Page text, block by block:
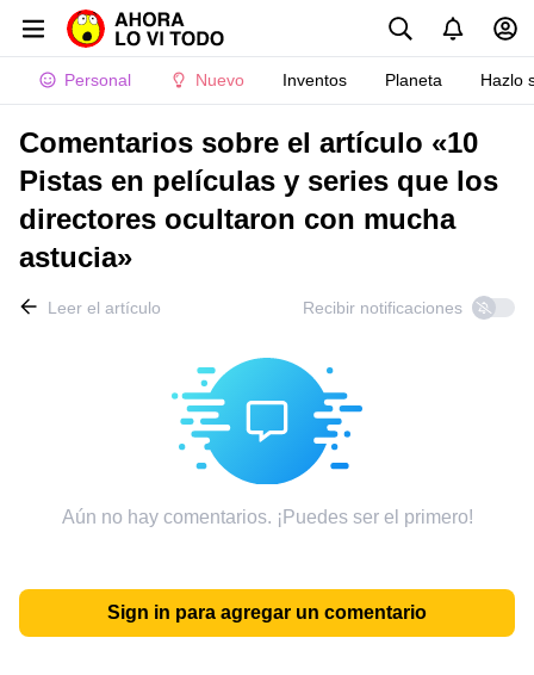
Personal Nuevo Inventos Planeta Hazlo
Comentarios sobre el artículo «10
Pistas en películas y series que los
directores ocultaron con mucha
astucia»
Leer el artículo Recibir notificaciones
Aún no hay comentarios. ¡Puedes ser el primero!
Sign in para agregar un comentario